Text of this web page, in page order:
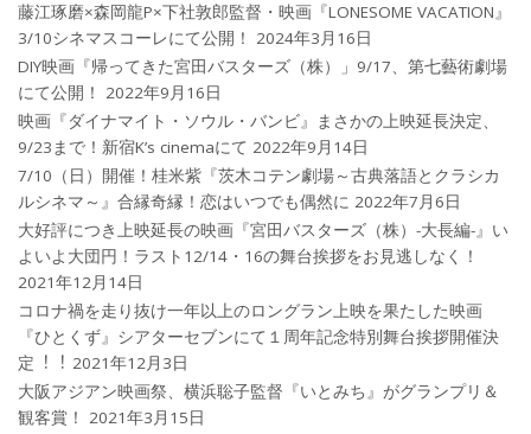
藤江琢磨×森岡龍P×下社敦郎監督・映画『LONESOME VACATION』
3/10シネマスコーレにて公開！
2024年3月16日
DIY映画『帰ってきた宮田バスターズ（株）」9/17、第七藝術劇場
にて公開！
2022年9月16日
映画『ダイナマイト・ソウル・バンビ』まさかの上映延長決定、
9/23まで！新宿K’s cinemaにて 2022年9月14日
7/10（日）開催！桂米紫『茨木コテン劇場～古典落語とクラシカ
ルシネマ～』合縁奇縁！恋はいつでも偶然に 2022年7月6日
大好評につき上映延長の映画『宮田バスターズ（株）-大長編-』い
よいよ大団円！ラスト12/14・16の舞台挨拶をお見逃しなく！
2021年12月14日
コロナ禍を⾛り抜け⼀年以上のロングラン上映を果たした映画
『ひとくず』シアターセブンにて１周年記念特別舞台挨拶開催決
定︕︕ 2021年12月3日
大阪アジアン映画祭、横浜聡子監督『いとみち』がグランプリ＆
観客賞！
2021年3月15日